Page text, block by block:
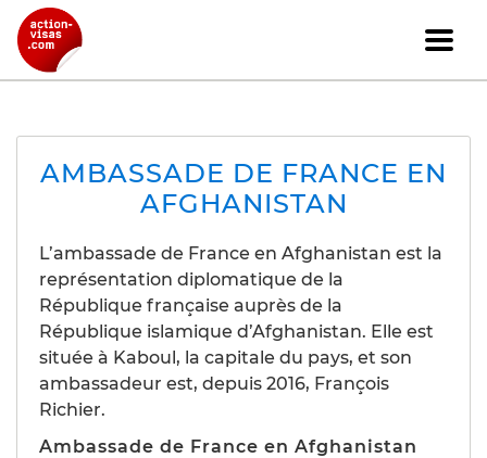
AMBASSADE DE FRANCE EN
AFGHANISTAN
L’ambassade de France en Afghanistan est la
représentation diplomatique de la
République française auprès de la
République islamique d’Afghanistan. Elle est
située à Kaboul, la capitale du pays, et son
ambassadeur est, depuis 2016, François
Richier.
Ambassade de France en Afghanistan